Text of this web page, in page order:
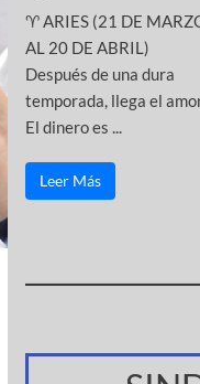
♈ ARIES (21 DE
AL 20 DE ABRIL)
Después de una dura
temporada, llega el
El dinero es ...
Leer Más